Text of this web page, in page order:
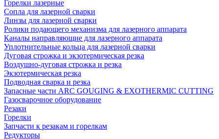
Горелки лазерные
Сопла для лазерной сварки
Линзы для лазерной сварки
Ролики подающего механизма для лазерного аппарата
Каналы направляющие для лазерного аппарата
Уплотнительные кольца для лазерной сварки
Дуговая строжка и экзотермическая резка
Воздушно-дуговая строжка и резка
Экзотермическая резка
Подводная сварка и резка
Запасные части ARC GOUGING & EXOTHERMIC CUTTING
Газосварочное оборудование
Резаки
Горелки
Запчасти к резакам и горелкам
Редукторы